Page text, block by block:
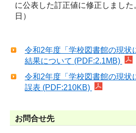
に公表した訂正値に修正しました
日）
令和2年度「学校図書館の現状
結果について (PDF:2.1MB)
令和2年度「学校図書館の現状
誤表 (PDF:210KB)
お問合せ先